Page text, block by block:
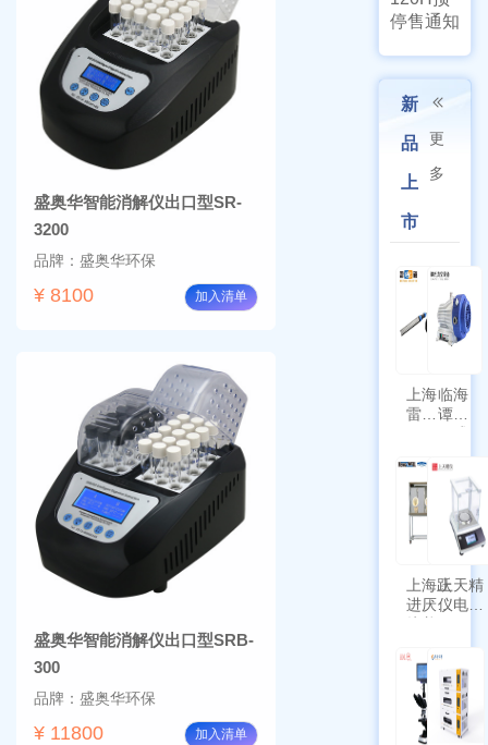
盛奥华智能消解仪出口型SR-
3200
品牌：盛奥华环保
¥ 8100 加入清单
盛奥华智能消解仪出口型SRB-
300
品牌：盛奥华环保
¥ 11800 加入清单
停售通知
新
品
上
市
更
多
上海
雷磁
符合
新国
标带
功能
临海
谭氏
干式
泵
SPL-
10
上海跃
进厌氧
培养箱
III-T
上天精
仪电子
带审计
追踪功
能